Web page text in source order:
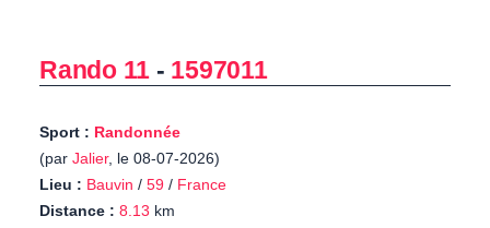
Rando 11 - 1597011
Sport : Randonnée
(par Jalier, le 08-07-2026)
Lieu : Bauvin / 59 / France
Distance : 8.13 km